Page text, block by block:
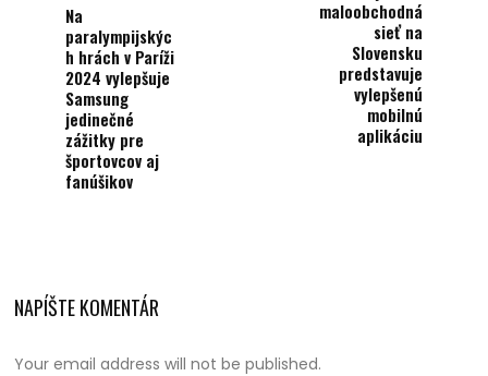
Na
paralympijskýc
h hrách v Paríži
2024 vylepšuje
Samsung
jedinečné
zážitky pre
športovcov aj
fanúšikov
maloobchodná
sieť na
Slovensku
predstavuje
vylepšenú
mobilnú
aplikáciu
NAPÍŠTE KOMENTÁR
Your email address will not be published.